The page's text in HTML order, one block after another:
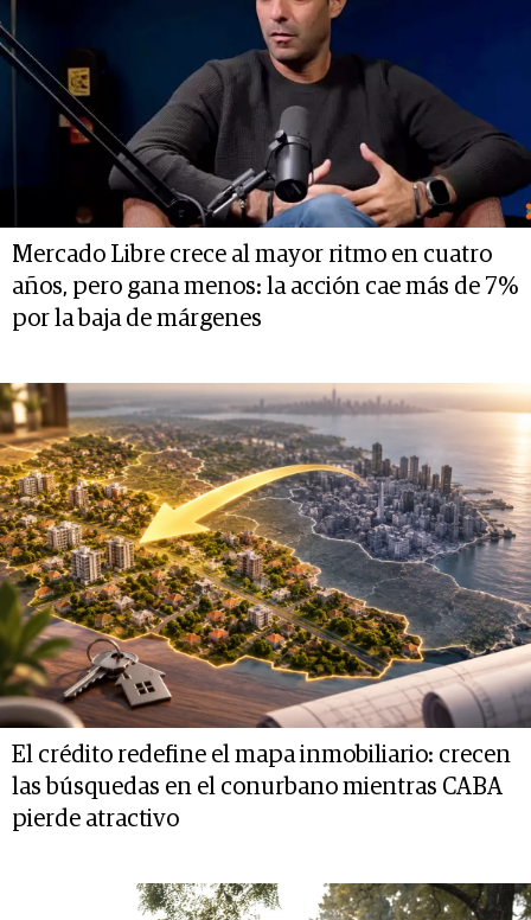
Mercado Libre crece al mayor ritmo en cuatro
años, pero gana menos: la acción cae más de 7%
por la baja de márgenes
El crédito redefine el mapa inmobiliario: crecen
las búsquedas en el conurbano mientras CABA
pierde atractivo